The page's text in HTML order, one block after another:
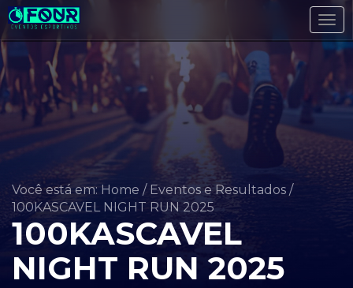
Você está em: Home / Eventos e Resultados /
100KASCAVEL NIGHT RUN 2025
100KASCAVEL
NIGHT RUN 2025